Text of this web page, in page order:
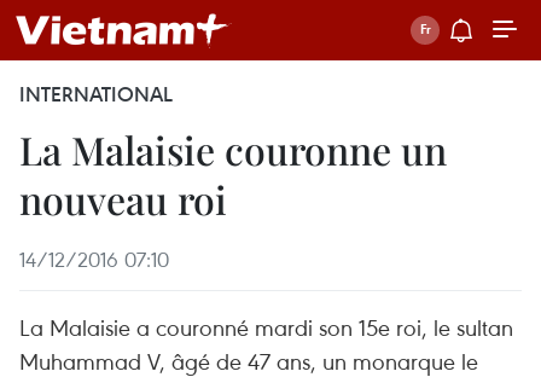
INTERNATIONAL
La Malaisie couronne un
nouveau roi
14/12/2016 07:10
La Malaisie a ​couronné mardi son 15e roi, le sultan
Muhammad V, âgé de 47 ans, un monarque ​le